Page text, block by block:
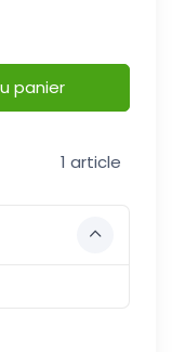
panier
1 article